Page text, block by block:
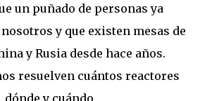
un puñado de personas ya
y que existen mesas de
y Rusia desde hace años.
resuelven cuántos reactores
dónde y cuándo.